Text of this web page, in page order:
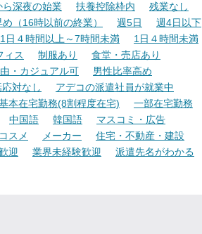
ら深夜の始業 扶養控除枠内
残業なし
（16時以前の終業） 週5日
週4日以下
1日４時間以上～7時間未満
1日４時間未満
ィス 制服あり
食堂・売店あり
・カジュアル可
男性比率高め
応対なし
アデコの派遣社員が就業中
本在宅勤務(8割程度在宅)
一部在宅勤務
中国語 韓国語
マスコミ・広告
スメ メーカー
住宅・不動産・建設
迎 業界未経験歓迎
派遣先名がわかる